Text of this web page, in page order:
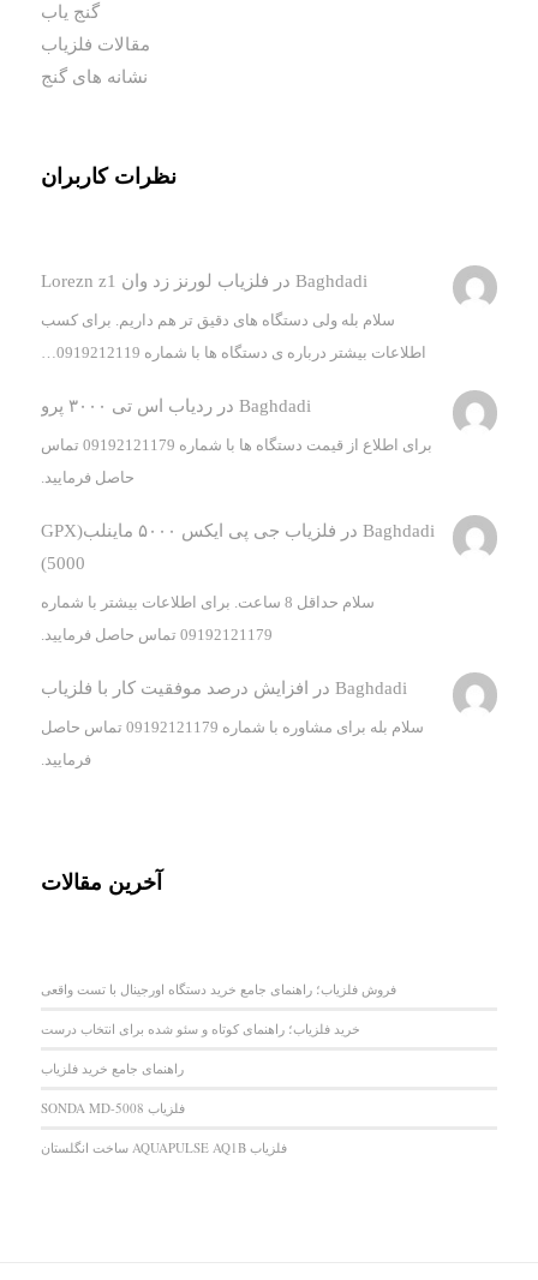
گنج یاب
مقالات فلزیاب
نشانه های گنج
نظرات کاربران
Baghdadi در فلزیاب لورنز زد وان Lorezn z1
سلام بله ولی دستگاه های دقیق تر هم داریم. برای کسب
اطلاعات بیشتر درباره ی دستگاه ها با شماره 0919212119…
Baghdadi درردیاب اس تی ۳۰۰۰ پرو
برای اطلاع از قیمت دستگاه ها با شماره 09192121179 تماس
حاصل فرمایید.
Baghdadi در
فلزیاب جی پی ایکس ۵۰۰۰ ماینلب(GPX
5000)
سلام حداقل 8 ساعت. برای اطلاعات بیشتر با شماره
09192121179 تماس حاصل فرمایید.
Baghdadi در افزایش درصد موفقیت کار با فلزیاب
سلام بله برای مشاوره با شماره 09192121179 تماس حاصل
فرمایید.
آخرین مقالات
فروش فلزیاب؛ راهنمای جامع خرید دستگاه اورجینال با تست واقعی
خرید فلزیاب؛ راهنمای کوتاه و سئو شده برای انتخاب درست
راهنمای جامع خرید فلزیاب
فلزیاب SONDA MD-5008
فلزیاب AQUAPULSE AQ1B ساخت انگلستان